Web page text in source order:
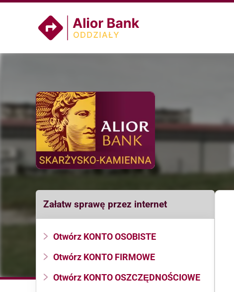
Załatw sprawę przez internet
Otwórz KONTO OSOBISTE
Otwórz KONTO FIRMOWE
Otwórz KONTO OSZCZĘDNOŚCIOWE